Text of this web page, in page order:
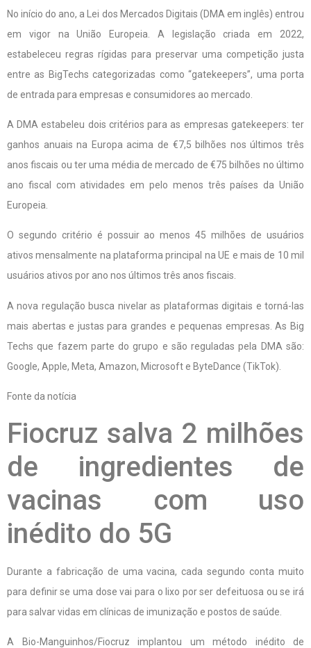
No início do ano, a Lei dos Mercados Digitais (DMA em inglês) entrou
em vigor na União Europeia. A legislação criada em 2022,
estabeleceu regras rígidas para preservar uma competição justa
entre as BigTechs categorizadas como “gatekeepers”, uma porta
de entrada para empresas e consumidores ao mercado.
A DMA estabeleu dois critérios para as empresas gatekeepers: ter
ganhos anuais na Europa acima de €7,5 bilhões nos últimos três
anos fiscais ou ter uma média de mercado de €75 bilhões no último
ano fiscal com atividades em pelo menos três países da União
Europeia.
O segundo critério é possuir ao menos 45 milhões de usuários
ativos mensalmente na plataforma principal na UE e mais de 10 mil
usuários ativos por ano nos últimos três anos fiscais.
A nova regulação busca nivelar as plataformas digitais e torná-las
mais abertas e justas para grandes e pequenas empresas. As Big
Techs que fazem parte do grupo e são reguladas pela DMA são:
Google, Apple, Meta, Amazon, Microsoft e ByteDance (TikTok).
Fonte da notícia
Fiocruz salva 2 milhões
de ingredientes de
vacinas com uso
inédito do 5G
Durante a fabricação de uma vacina, cada segundo conta muito
para definir se uma dose vai para o lixo por ser defeituosa ou se irá
para salvar vidas em clínicas de imunização e postos de saúde.
A Bio-Manguinhos/Fiocruz implantou um método inédito de